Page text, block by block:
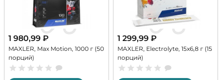
1 980,99 ₽
MAXLER, Max Motion, 1000 г (50
порций)
1 299,99 ₽
MAXLER, Electrolyte, 15x6,8 г (15
порций)